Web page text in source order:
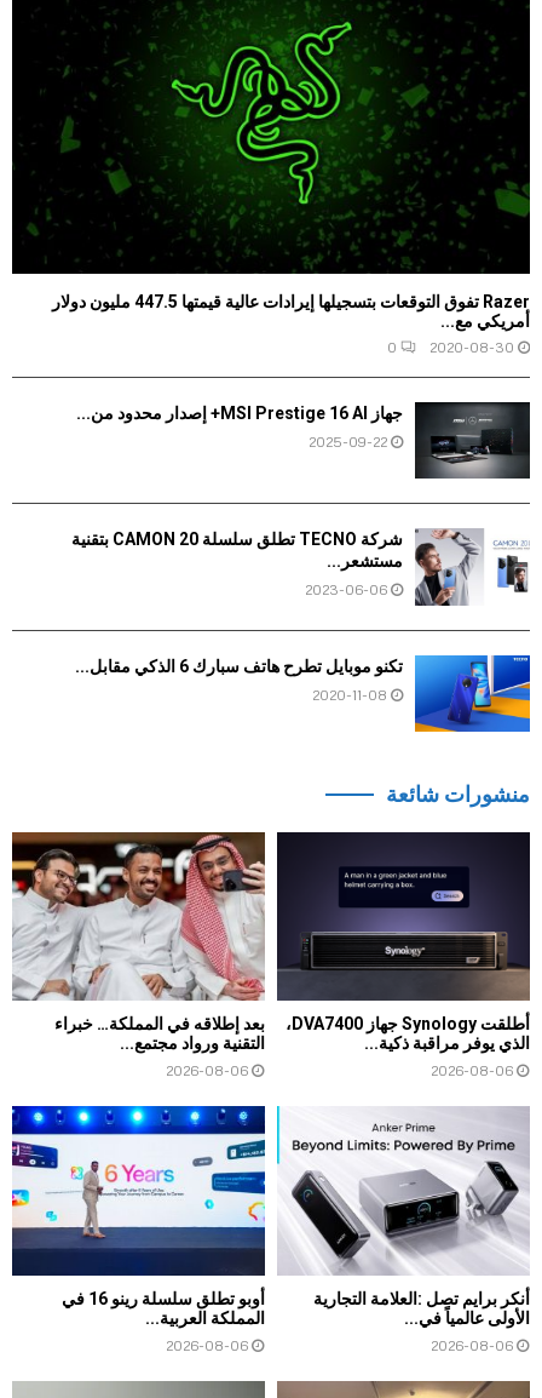
Razer تفوق التوقعات بتسجيلها إيرادات عالية قيمتها 447.5 مليون دولار
أمريكي مع...
2020-08-30
0
جهاز MSI Prestige 16 AI+ إصدار محدود من...
2025-09-22
شركة TECNO تطلق سلسلة CAMON 20 بتقنية
مستشعر...
2023-06-06
تكنو موبايل تطرح هاتف سبارك 6 الذكي مقابل...
2020-11-08
منشورات شائعة
أطلقت Synology جهاز DVA7400،
الذي يوفر مراقبة ذكية...
2026-08-06
بعد إطلاقه في المملكة… خبراء
التقنية ورواد مجتمع...
2026-08-06
أنكر برايم تصل :العلامة التجارية
الأولى عالمياً في...
2026-08-06
أوبو تطلق سلسلة رينو 16 في
المملكة العربية...
2026-08-06